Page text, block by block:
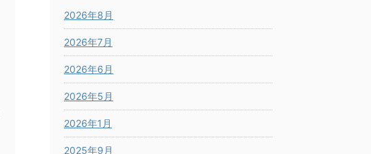
2026年8月
2026年7月
2026年6月
2026年5月
2026年1月
2025年9月